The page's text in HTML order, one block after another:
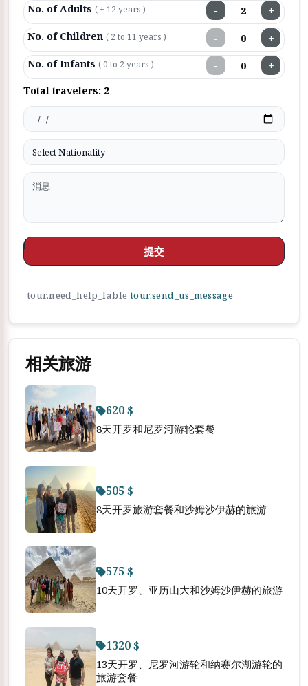
No. of Adults ( + 12 years ) − +
No. of Children ( 2 to 11 years ) − +
No. of Infants ( 0 to 2 years ) − +
Total travelers: 2
提交
tour.need_help_lable tour.send_us_message
相关旅游
620 $
8天开罗和尼罗河游轮套餐
505 $
8天开罗旅游套餐和沙姆沙伊赫的旅游
575 $
10天开罗、亚历山大和沙姆沙伊赫的旅游
1320 $
13天开罗、尼罗河游轮和纳赛尔湖游轮的
旅游套餐